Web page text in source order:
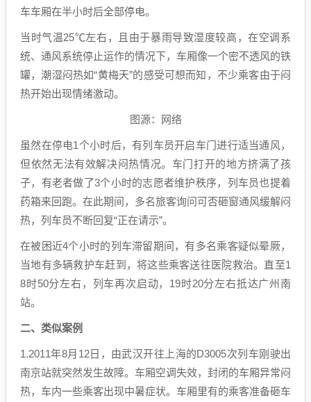
车车厢在半小时后全部停电。
当时气温25℃左右，且由于暴雨导致湿度较高，在空调系
统、通风系统停止运作的情况下，车厢像一个密不透风的铁
罐，潮湿闷热如“黄梅天”的感受可想而知，不少乘客由于闷
热开始出现情绪激动。
图源：网络
虽然在停电1个小时后，有列车员开启车门进行适当通风，
但依然无法有效解决闷热情况。车门打开的地方挤满了孩
子，有老者做了3个小时的志愿者维护秩序，列车员也提着
药箱来回跑。在此期间，多名旅客询问可否砸窗通风缓解闷
热，列车员不断回复“正在请示”。
在被困近4个小时的列车滞留期间，有多名乘客疑似晕厥，
当地有多辆救护车赶到，将这些乘客送往医院救治。直至1
8时50分左右，列车再次启动，19时20分左右抵达广州南
站。
二、类似案例
1.2011年8月12日，由武汉开往上海的D3005次列车刚驶出
南京站就突然发生故障。车厢空调失效，封闭的车厢异常闷
热，车内一些乘客出现中暑症状。车厢里有的乘客准备砸车